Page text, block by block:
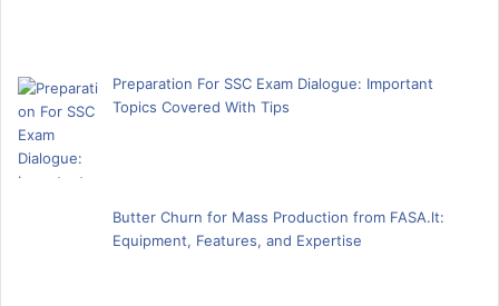
Preparation For SSC Exam Dialogue: Important
Topics Covered With Tips
Butter Churn for Mass Production from FASA.lt:
Equipment, Features, and Expertise